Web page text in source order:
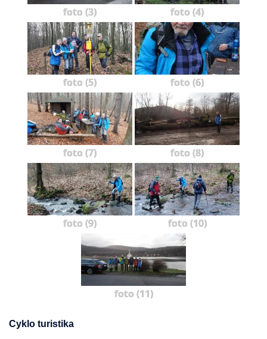
foto (3) foto (4)
foto (5) foto (6)
foto (7) foto (8)
foto (9) foto (10)
foto (11)
Cyklo turistika